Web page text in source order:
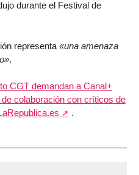
durante el Festival de
representa «una amenaza
.
CGT demandan a Canal+
colaboración con críticos de
.